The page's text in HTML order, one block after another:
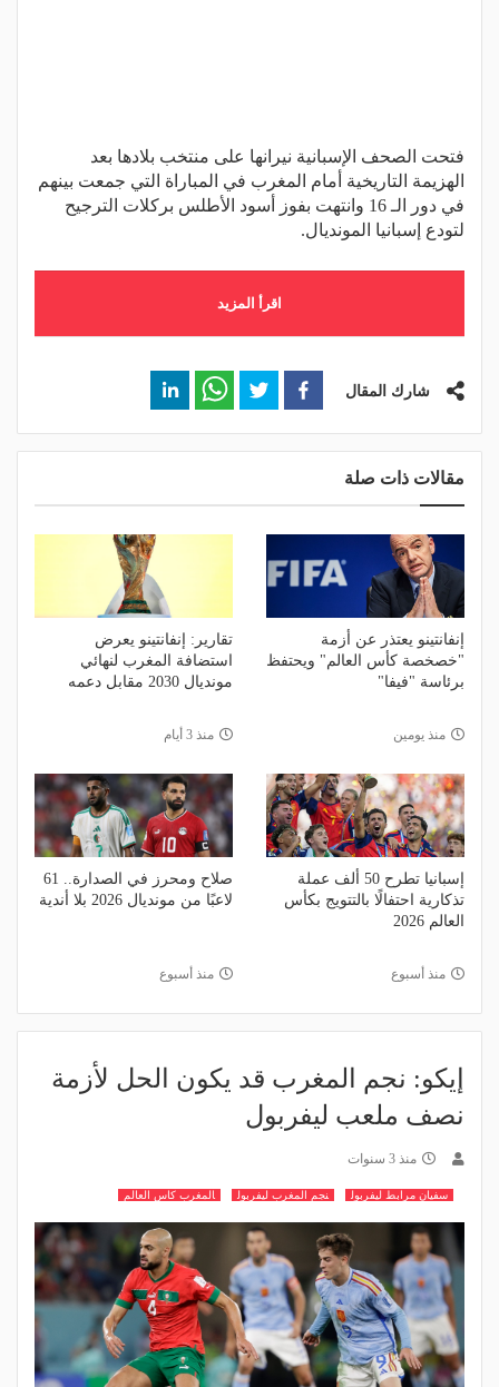
فتحت الصحف الإسبانية نيرانها على منتخب بلادها بعد
الهزيمة التاريخية أمام المغرب في المباراة التي جمعت بينهم
في دور الـ 16 وانتهت بفوز أسود الأطلس بركلات الترجيح
لتودع إسبانيا المونديال.
اقرأ المزيد
شارك المقال
مقالات ذات صلة
إنفانتينو يعتذر عن أزمة
"خصخصة كأس العالم" ويحتفظ
برئاسة "فيفا"
منذ يومين
تقارير: إنفانتينو يعرض
استضافة المغرب لنهائي
مونديال 2030 مقابل دعمه
منذ 3 أيام
إسبانيا تطرح 50 ألف عملة
تذكارية احتفالًا بالتتويج بكأس
العالم 2026
منذ أسبوع
صلاح ومحرز في الصدارة.. 61
لاعبًا من مونديال 2026 بلا أندية
منذ أسبوع
إيكو: نجم المغرب قد يكون الحل لأزمة
نصف ملعب ليفربول
منذ 3 سنوات
سفيان مرابط ليفربول نجم المغرب ليفربول المغرب كاس العالم